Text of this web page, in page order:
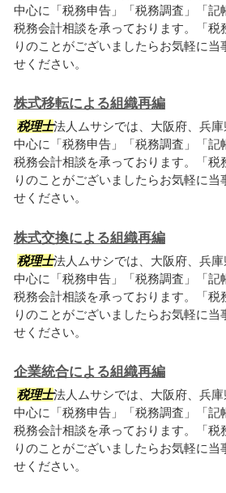
中心に「税務申告」「税務調査」「記
税務会計相談を承っております。「税
りのことがございましたらお気軽に当
せください。
株式移転による組織再編
税理士法人ムサシでは、大阪府、兵
中心に「税務申告」「税務調査」「記
税務会計相談を承っております。「税
りのことがございましたらお気軽に当
せください。
株式交換による組織再編
税理士法人ムサシでは、大阪府、兵
中心に「税務申告」「税務調査」「記
税務会計相談を承っております。「税
りのことがございましたらお気軽に当
せください。
企業統合による組織再編
税理士法人ムサシでは、大阪府、兵
中心に「税務申告」「税務調査」「記
税務会計相談を承っております。「税
りのことがございましたらお気軽に当
せください。